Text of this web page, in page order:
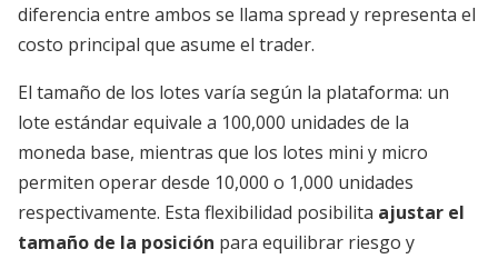
diferencia entre ambos se llama spread y representa el
costo principal que asume el trader.
El tamaño de los lotes varía según la plataforma: un
lote estándar equivale a 100,000 unidades de la
moneda base, mientras que los lotes mini y micro
permiten operar desde 10,000 o 1,000 unidades
respectivamente. Esta flexibilidad posibilita ajustar el
tamaño de la posición para equilibrar riesgo y